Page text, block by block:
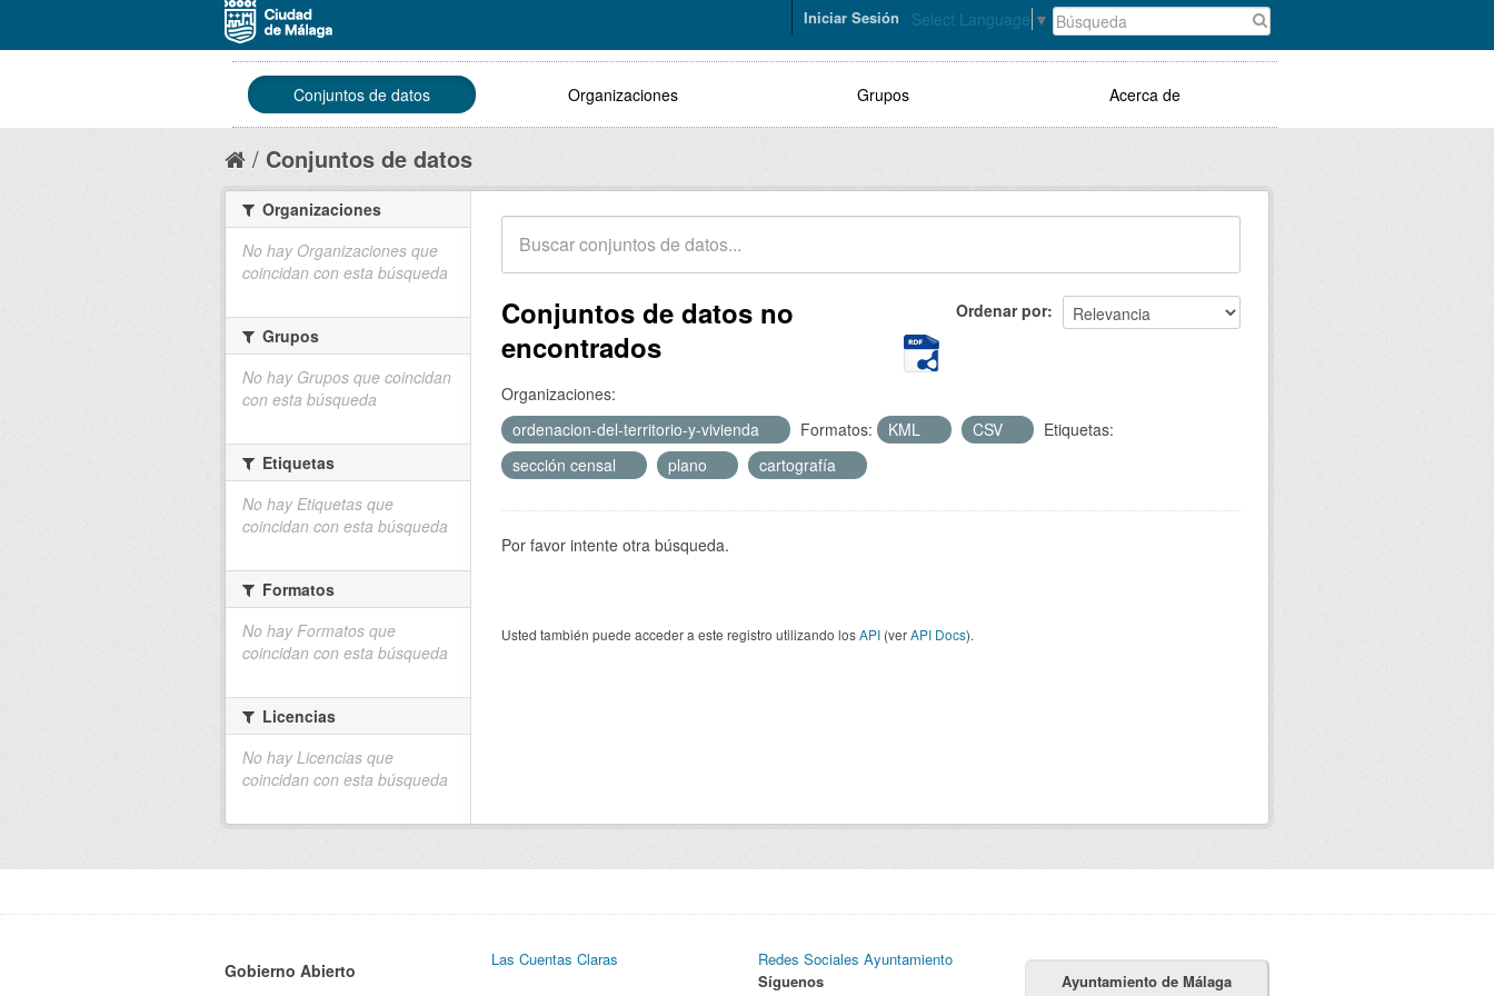
Select Language ▼
Iniciar Sesión
Conjuntos de datos Organizaciones Grupos Acerca de
Conjuntos de datos
Ordenar por
Conjuntos de datos no
encontrados
Organizaciones:
ordenacion-del-territorio-y-vivienda
Formatos: KML CSV
Etiquetas:
sección censal
plano cartografía
Por favor intente otra búsqueda.
Usted también puede acceder a este registro utilizando losAPI (verAPI Docs).
Organizaciones
No hay Organizaciones que
coincidan con esta búsqueda
Grupos
No hay Grupos que coincidan
con esta búsqueda
Etiquetas
No hay Etiquetas que
coincidan con esta búsqueda
Formatos
No hay Formatos que
coincidan con esta búsqueda
Licencias
No hay Licencias que
coincidan con esta búsqueda
Gobierno Abierto
Las Cuentas Claras
Redes Sociales Ayuntamiento
Síguenos
Ayuntamiento de Málaga